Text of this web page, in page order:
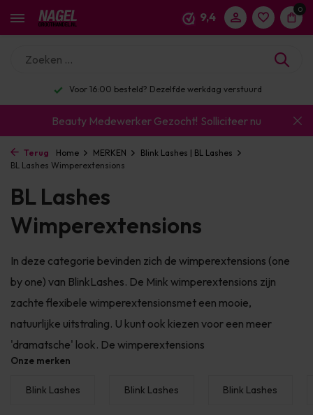
9,4
0
Voor 16:00 besteld? Dezelfde werkdag verstuurd
Beauty Medewerker Gezocht! Solliciteer nu
Terug Home MERKEN
Blink Lashes | BL Lashes
BL Lashes Wimperextensions
BL Lashes
Wimperextensions
In deze categorie bevinden zich de wimperextensions (one
by one) van BlinkLashes. De Mink wimperextensions zijn
zachte flexibele wimperextensionsmet een mooie,
natuurlijke uitstraling. U kunt ook kiezen voor een meer
'dramatsche' look. De wimperextensions
Onze merken
Blink Lashes Blink Lashes Blink Lashes